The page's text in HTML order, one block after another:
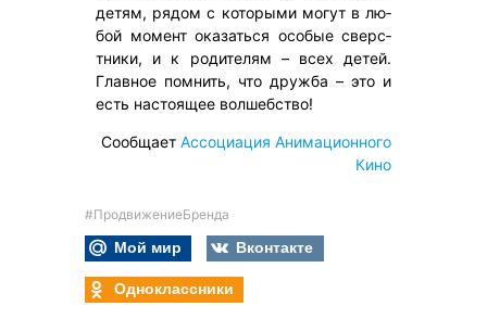
де­тям, ря­дом с ко­торы­ми мо­гут в лю­
бой мо­мент ока­зать­ся осо­бые сверс­
тни­ки, и к ро­дите­лям – всех де­тей.
Глав­ное пом­нить, что друж­ба – это и
есть нас­то­ящее вол­шебс­тво!
Сообщает Ассоциация Анимационного
Кино
#ПродвижениеБренда
Мой мир
Вконтакте
Одноклассники